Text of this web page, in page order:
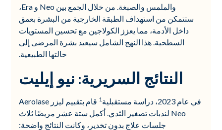
والملمس والصبغة. من خلال الجمع بين Neo و Era،
ستتمكن من استهداف الطبقة الخارجية من البشرة بعمق
داخل الأدمة، مما يعزز الكولاجين مع تحسين المستويات
السطحية. هذا النهج الشامل سيعيد بشرة المرضى إلى
حالتها الطبيعية.
النتائج السريرية: نيو إيليت
في عام 2023، دراسة مستقبلية 1
قام بتقييم ليزر Aerolase
Neo لندبات تصغير الثدي. أكمل ستة عشر مريضًا ثلاث
جلسات علاج بدون تخدير، وكانت النتائج واضحة: